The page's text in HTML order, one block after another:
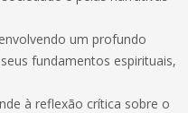
um profundo
fundamentos espirituais,
à reflexão crítica sobre o